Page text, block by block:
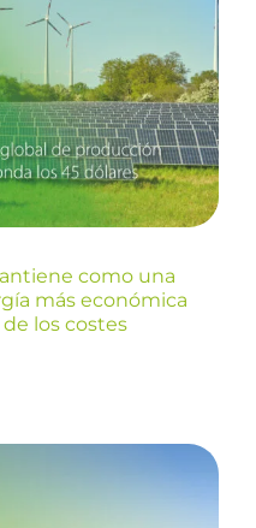
fuentes de
pese
los costes
como una
más económica
los costes
e: